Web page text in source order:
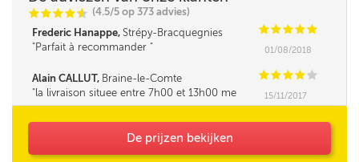
CCCCi
@ (4.5/5 op 373 advies)
Frederic Hanappe, Strépy-Bracquegnies CCCCC
Parfait à recommander
01/08/2018
Alain CALLUT, Braine-le-Comte CCCC C
la livraison situee entre 7h00 et 13h00 me
parait tres longue. la fourchette ne pourrait elle
15/11/2017
De prijzen bekijken